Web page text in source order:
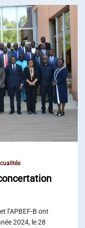
l’APBEF-B ont
2024, le 28